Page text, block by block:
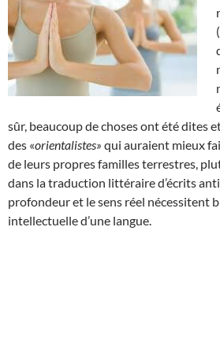
(
sûr, beaucoup de choses ont été dites
des «orientalistes» qui auraient mieux
de leurs propres familles terrestres,
dans la traduction littéraire d’écrits
profondeur et le sens réel nécessitent
intellectuelle d’une langue.